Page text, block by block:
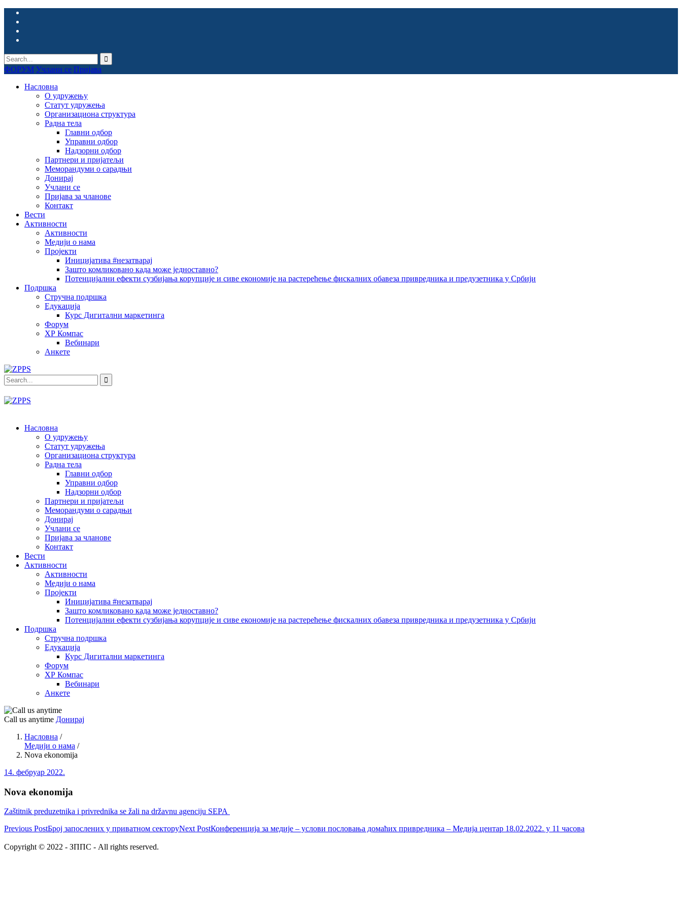
ФОРУМ Учлани се Пријава
Насловна
О удружењу
Статут удружења
Организациона структура
Радна тела
Главни одбор
Управни одбор
Надзорни одбор
Партнери и пријатељи
Меморандуми о сарадњи
Донирај
Учлани се
Пријава за чланове
Контакт
Вести
Активности
Активности
Медији о нама
Пројекти
Иницијатива #незатварај
Зашто комликовано када може једноставно?
Потенцијални ефекти сузбијања корупције и сиве економије на растерећење фискалних обавеза привредника и предузетника у Србији
Подршка
Стручна подршка
Едукација
Курс Дигитални маркетинга
Форум
ХР Компас
Вебинари
Анкете
Насловна
О удружењу
Статут удружења
Организациона структура
Радна тела
Главни одбор
Управни одбор
Надзорни одбор
Партнери и пријатељи
Меморандуми о сарадњи
Донирај
Учлани се
Пријава за чланове
Контакт
Вести
Активности
Активности
Медији о нама
Пројекти
Иницијатива #незатварај
Зашто комликовано када може једноставно?
Потенцијални ефекти сузбијања корупције и сиве економије на растерећење фискалних обавеза привредника и предузетника у Србији
Подршка
Стручна подршка
Едукација
Курс Дигитални маркетинга
Форум
ХР Компас
Вебинари
Анкете
Call us anytime Донирај
Насловна /
Медији о нама /
Nova ekonomija
14. фебруар 2022.
Nova ekonomija
Zaštitnik preduzetnika i privrednika se žali na državnu agenciju SEPA
Previous PostБрој запослених у приватном секторуNext PostКонференција за медије – услови пословања домаћих привредника – Медија центар 18.02.2022. у 11 часова
Copyright © 2022 - ЗППС - All rights reserved.